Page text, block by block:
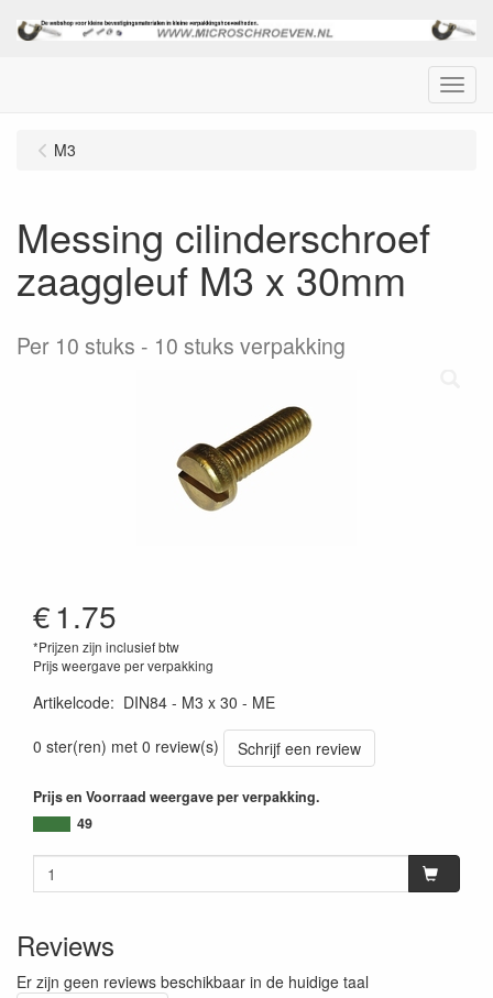
Menu
M3
Messing cilinderschroef
zaaggleuf M3 x 30mm
Per 10 stuks 10 stuks verpakking
€1.75
*Prijzen zijn inclusief btw
Prijs weergave per verpakking
Artikelcode: DIN84 - M3 x 30 - ME
0 ster(ren) met 0 review(s)
Schrijf een review
Prijs en Voorraad weergave per verpakking.
49
Reviews
Er zijn geen reviews beschikbaar in de huidige taal